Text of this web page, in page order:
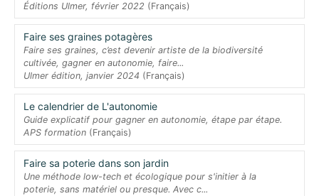
Éditions Ulmer, février 2022 (Français)
Faire ses graines potagères
Faire ses graines, c’est devenir artiste de la biodiversité
cultivée, gagner en autonomie, faire...
Ulmer édition, janvier 2024 (Français)
Le calendrier de L'autonomie
Guide explicatif pour gagner en autonomie, étape par étape.
APS formation (Français)
Faire sa poterie dans son jardin
Une méthode low-tech et écologique pour s'initier à la
poterie, sans matériel ou presque. Avec c...